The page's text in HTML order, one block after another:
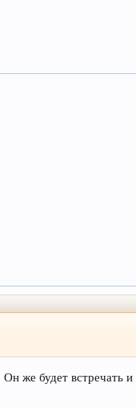
же будет встречать и